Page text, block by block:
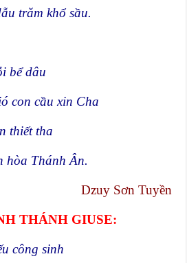
trăm khổ sầu.
bể dâu
con cầu xin Cha
thiết tha
hòa Thánh Ân.
Dzuy Sơn Tuyền
THÁNH GIUSE:
công sinh